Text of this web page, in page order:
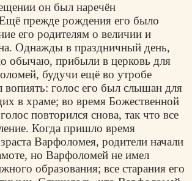
он был наречён
прежде рождения его было
его родителям о величии и
Однажды в праздничный день,
обычаю, прибыли в церковь для
будучи ещё во утробе
вопиять: голос его был слышан для
в храме; во время Божественной
повторился снова, так что все
Когда пришло время
Варфоломея, родители начали
но Варфоломей не имел
образования; все старания его